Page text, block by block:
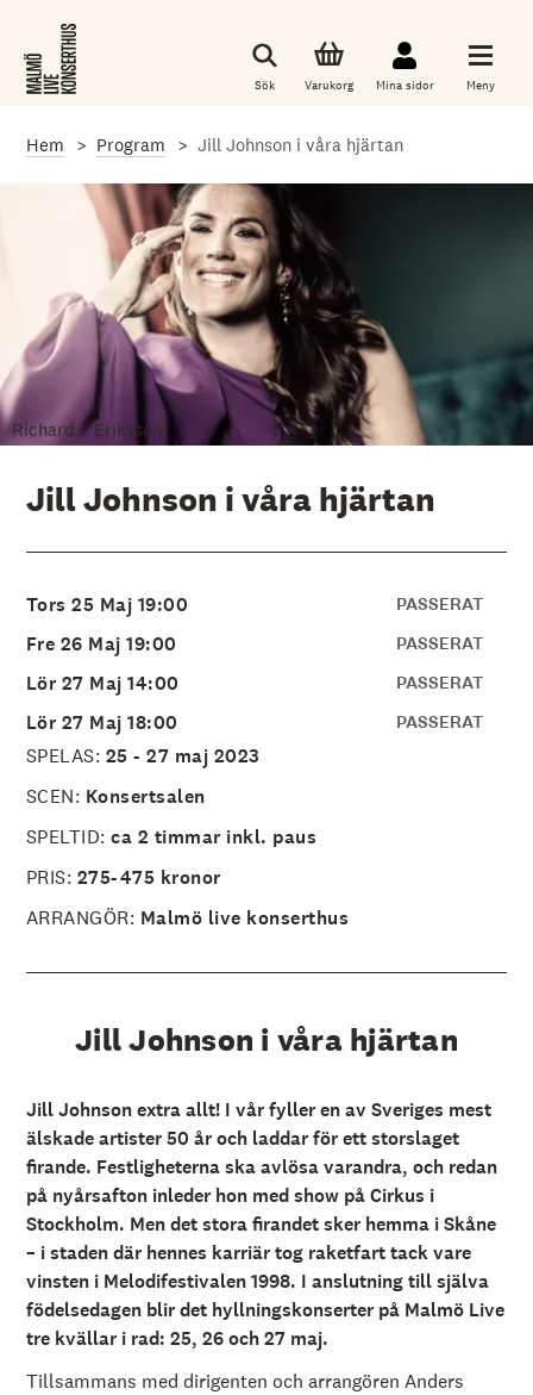
h
g
a
Sök Varukorg Mina sidor Meny
Hem Program Jill Johnson i våra hjärtan
Richard L Eriksson
Jill Johnson i våra hjärtan
SPELAS: 25 - 27 maj 2023
SCEN: Konsertsalen
SPELTID:ca 2 timmar inkl. paus
PRIS: 275-475 kronor
ARRANGÖR: Malmö live konserthus
Tors 25 Maj 19:00 PASSERAT
Fre 26 Maj 19:00 PASSERAT
Lör 27 Maj 14:00 PASSERAT
Lör 27 Maj 18:00 PASSERAT
Jill Johnson i våra hjärtan
Jill Johnson extra allt! I vår fyller en av Sveriges mest
älskade artister 50 år och laddar för ett storslaget
firande. Festligheterna ska avlösa varandra, och redan
på nyårsafton inleder hon med show på Cirkus i
Stockholm. Men det stora firandet sker hemma i Skåne
– i staden där hennes karriär tog raketfart tack vare
vinsten i Melodifestivalen 1998. I anslutning till själva
födelsedagen blir det hyllningskonserter på Malmö Live
tre kvällar i rad: 25, 26 och 27 maj.
Tillsammans med dirigenten och arrangören Anders